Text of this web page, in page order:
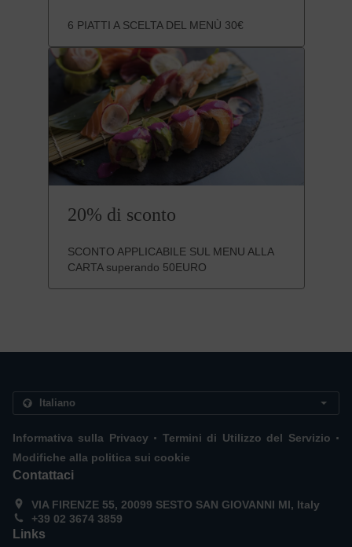
6 PIATTI A SCELTA DEL MENÙ 30€
20% di sconto
SCONTO APPLICABILE SUL MENU ALLA
CARTA superando 50EURO
Informativa sulla Privacy . Termini di Utilizzo del Servizio .
Modifiche alla politica sui cookie
Contattaci
VIA FIRENZE 55, 20099 SESTO SAN GIOVANNI MI, Italy
+39 02 3674 3859
Links